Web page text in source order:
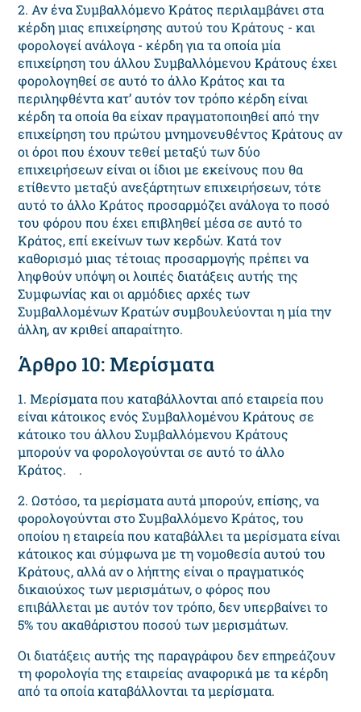
2. Αν ένα Συμβαλλόμενο Κράτος περιλαμβάνει στα
κέρδη μιας επιχείρησης αυτού του Κράτους - και
φορολογεί ανάλογα - κέρδη για τα οποία μία
επιχείρηση του άλλου Συμβαλλόμενου Κράτους έχει
φορολογηθεί σε αυτό το άλλο Κράτος και τα
περιληφθέντα κατ’ αυτόν τον τρόπο κέρδη είναι
κέρδη τα οποία θα είχαν πραγματοποιηθεί από την
επιχείρηση του πρώτου μνημονευθέντος Κράτους αν
οι όροι που έχουν τεθεί μεταξύ των δύο
επιχειρήσεων είναι οι ίδιοι με εκείνους που θα
ετίθεντο μεταξύ ανεξάρτητων επιχειρήσεων, τότε
αυτό το άλλο Κράτος προσαρμόζει ανάλογα το ποσό
του φόρου που έχει επιβληθεί μέσα σε αυτό το
Κράτος, επί εκείνων των κερδών. Κατά τον
καθορισμό μιας τέτοιας προσαρμογής πρέπει να
ληφθούν υπόψη οι λοιπές διατάξεις αυτής της
Συμφωνίας και οι αρμόδιες αρχές των
Συμβαλλομένων Κρατών συμβουλεύονται η μία την
άλλη, αν κριθεί απαραίτητο.
Άρθρο 10: Μερίσματα
1. Μερίσματα που καταβάλλονται από εταιρεία που
είναι κάτοικος ενός Συμβαλλομένου Κράτους σε
κάτοικο του άλλου Συμβαλλόμενου Κράτους
μπορούν να φορολογούνται σε αυτό το άλλο
Κράτος. .
2. Ωστόσο, τα μερίσματα αυτά μπορούν, επίσης, να
φορολογούνται στο Συμβαλλόμενο Κράτος, του
οποίου η εταιρεία που καταβάλλει τα μερίσματα είναι
κάτοικος και σύμφωνα με τη νομοθεσία αυτού του
Κράτους, αλλά αν ο λήπτης είναι ο πραγματικός
δικαιούχος των μερισμάτων, ο φόρος που
επιβάλλεται με αυτόν τον τρόπο, δεν υπερβαίνει το
5% του ακαθάριστου ποσού των μερισμάτων.
Οι διατάξεις αυτής της παραγράφου δεν επηρεάζουν
τη φορολογία της εταιρείας αναφορικά με τα κέρδη
από τα οποία καταβάλλονται τα μερίσματα.